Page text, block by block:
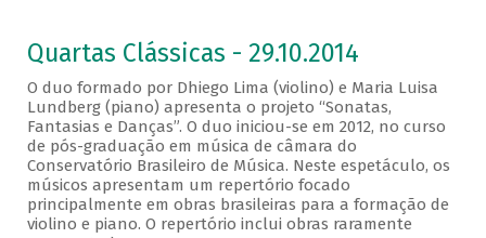
Quartas Clássicas - 29.10.2014
O duo formado por Dhiego Lima (violino) e Maria Luisa
Lundberg (piano) apresenta o projeto “Sonatas,
Fantasias e Danças”. O duo iniciou-se em 2012, no curso
de pós-graduação em música de câmara do
Conservatório Brasileiro de Música. Neste espetáculo, os
músicos apresentam um repertório focado
principalmente em obras brasileiras para a formação de
violino e piano. O repertório inclui obras raramente